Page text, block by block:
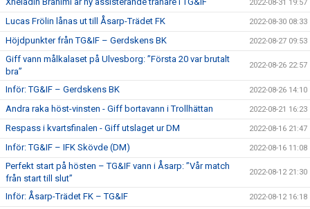
2022-08-31 19:57
Lucas Frölin lånas ut till Åsarp-Trädet FK 2022-08-30 08:33
Höjdpunkter från TG&IF – Gerdskens BK 2022-08-27 09:53
Giff vann målkalaset på Ulvesborg: ”Första 20 var brutalt
bra”
2022-08-26 22:57
Inför: TG&IF – Gerdskens BK 2022-08-26 14:10
Andra raka höst-vinsten - Giff bortavann i Trollhättan 2022-08-21 16:23
Respass i kvartsfinalen - Giff utslaget ur DM 2022-08-16 21:47
Inför: TG&IF – IFK Skövde (DM) 2022-08-16 11:08
Perfekt start på hösten – TG&IF vann i Åsarp: ”Vår match
från start till slut”
2022-08-12 21:30
Inför: Åsarp-Trädet FK – TG&IF 2022-08-12 16:18